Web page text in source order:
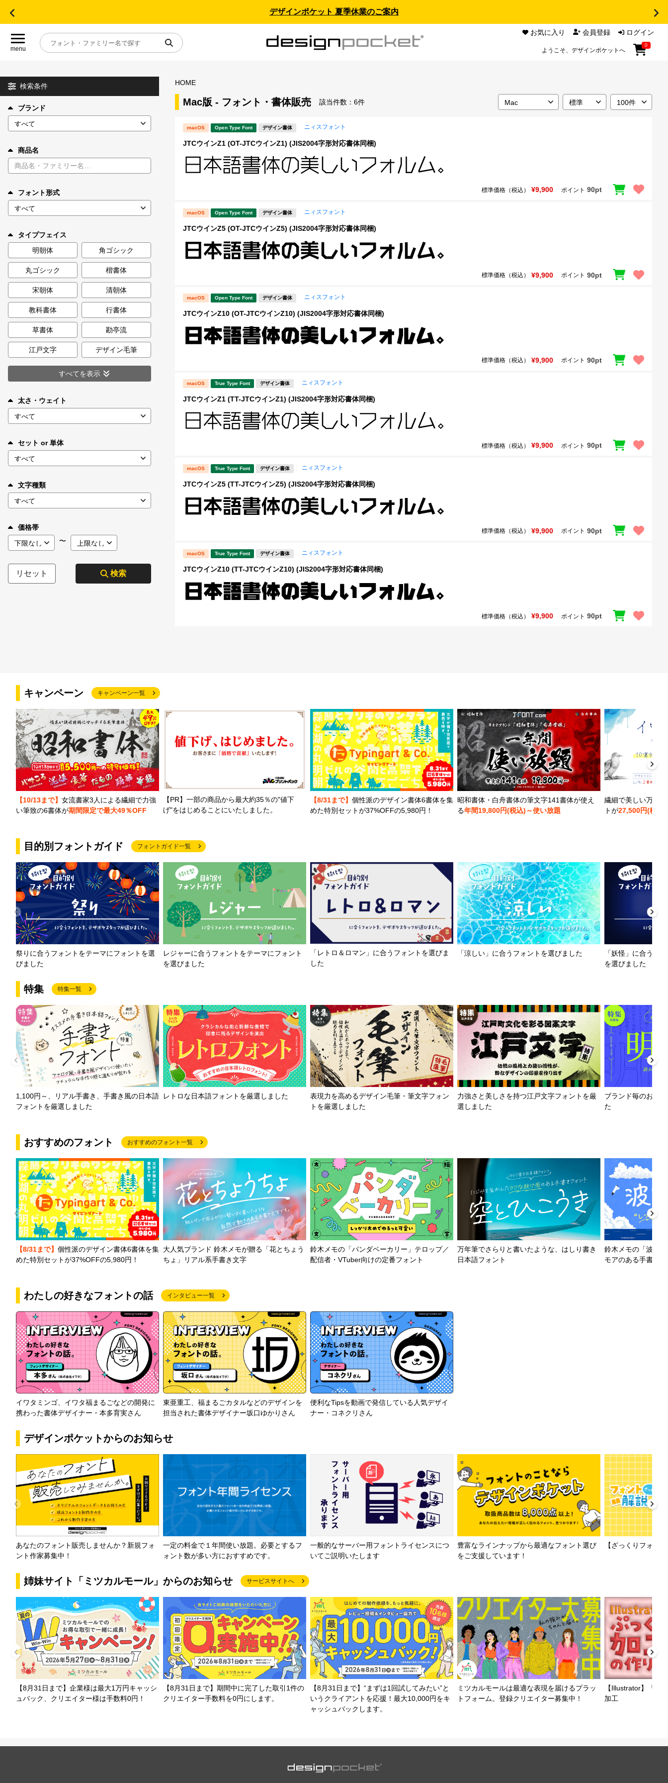
デザインポケット 夏季休業のご案内
menu
お気に入り 会員登録 ログイン
ようこそ、デザインポケットへ
0
目的別フォントガイド
特集
年間ライセンス商品
キャンペーン一覧
カート 0
マイページ
お気に入り
ご利用ガイド
お問い合わせ
検索条件
ブランド
商品名
フォント形式
タイプフェイス
明朝体
角ゴシック
丸ゴシック 楷書体
宋朝体 清朝体
教科書体 行書体
草書体 勘亭流
江戸文字 デザイン毛筆
すべてを表示
太さ・ウェイト
セット or 単体
文字種類
価格帯
〜
リセット 検索
HOME
Mac版 - フォント・書体販売 該当件数： 6件
macOS Open Type Font デザイン書体 ニィスフォント
JTCウインZ1 (OT-JTCウインZ1) (JIS2004字形対応書体同梱)
標準価格（税込） ¥9,900 ポイント 90pt
macOS Open Type Font デザイン書体 ニィスフォント
JTCウインZ5 (OT-JTCウインZ5) (JIS2004字形対応書体同梱)
標準価格（税込） ¥9,900 ポイント 90pt
macOS Open Type Font デザイン書体 ニィスフォント
JTCウインZ10 (OT-JTCウインZ10) (JIS2004字形対応書体同梱)
標準価格（税込） ¥9,900 ポイント 90pt
macOS True Type Font デザイン書体 ニィスフォント
JTCウインZ1 (TT-JTCウインZ1) (JIS2004字形対応書体同梱)
標準価格（税込） ¥9,900 ポイント 90pt
macOS True Type Font デザイン書体 ニィスフォント
JTCウインZ5 (TT-JTCウインZ5) (JIS2004字形対応書体同梱)
標準価格（税込） ¥9,900 ポイント 90pt
macOS True Type Font デザイン書体 ニィスフォント
JTCウインZ10 (TT-JTCウインZ10) (JIS2004字形対応書体同梱)
標準価格（税込） ¥9,900 ポイント 90pt
キャンペーン キャンペーン一覧
【10/13まで】 女流書家3人による繊細で力強
い筆致の6書体が期間限定で最大49％OFF
【PR】一部の商品から最大約35％の"値下
げ"をはじめることにいたしました。
【8/31まで】 個性派のデザイン書体6書体を集
めた特別セットが37%OFFの5,980円！
昭和書体・白舟書体の筆文字141書体が使え
る年間19,800円(税込)～使い放題
繊細で美しい万年
トが27,500円(税込)
目的別フォントガイド フォントガイド一覧
祭りに合うフォントをテーマにフォントを選
びました
レジャーに合うフォントをテーマにフォント
を選びました
「レトロ＆ロマン」に合うフォントを選びま
した
「涼しい」に合うフォントを選びました
「妖怪」に合うフ
を選びました
特集 特集一覧
1,100円～、リアル手書き、手書き風の日本語
フォントを厳選しました
レトロな日本語フォントを厳選しました
表現力を高めるデザイン毛筆・筆文字フォン
トを厳選しました
力強さと美しさを持つ江戸文字フォントを厳
選しました
ブランド毎のおす
た
おすすめのフォント おすすめのフォント一覧
【8/31まで】 個性派のデザイン書体6書体を集
めた特別セットが37%OFFの5,980円！
大人気ブランド 鈴木メモが贈る「花とちょう
ちょ」リアル系手書き文字
鈴木メモの「パンダベーカリー」テロップ／
配信者・VTuber向けの定番フォント
万年筆でさらりと書いたような、はしり書き
日本語フォント
鈴木メモの「波と
モアのある手書き
わたしの好きなフォントの話 インタビュー一覧
イワタミンゴ、イワタ福まるごなどの開発に
携わった書体デザイナー・本多育実さん
東亜重工、福まるごカタルなどのデザインを
担当された書体デザイナー坂口ゆかりさん
便利なTipsを動画で発信している人気デザイ
ナー・コネクリさん
デザインポケットからのお知らせ
あなたのフォント販売しませんか？新規フォ
ント作家募集中！
一定の料金で１年間使い放題。必要とするフ
ォント数が多い方におすすめです。
一般的なサーバー用フォントライセンスにつ
いてご説明いたします
豊富なラインナップから最適なフォント選び
をご支援しています！
【ざっくりフォン
姉妹サイト「ミツカルモール」からのお知らせ サービスサイトへ
【8月31日まで】企業様は最大1万円キャッシ
ュバック、クリエイター様は手数料0円！
【8月31日まで】期間中に完了した取引1件の
クリエイター手数料を0円にします。
【8月31日まで】“まずは1回試してみたい”と
いうクライアントを応援！最大10,000円をキ
ャッシュバックします。
ミツカルモールは最適な表現を届けるプラッ
トフォーム。登録クリエイター募集中！
【Illustrator】「3D
加工